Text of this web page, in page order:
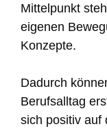
Mittelpunkt
eigenen
Konzepte.
Dadurch
Berufsalltag
sich positiv auf